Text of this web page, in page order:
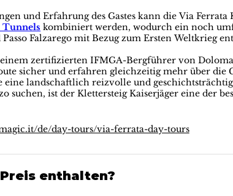
und Erfahrung des Gastes kann die Via
Tunnels kombiniert werden, wodurch ein noch
Falzarego mit Bezug zum Ersten Weltkrieg
zertifizierten IFMGA-Bergführer von
sicher und erfahren gleichzeitig mehr über die
eine landschaftlich reizvolle und
suchen, ist der Klettersteig Kaiserjäger eine der
de/day-tours/via-ferrata-day-tours
enthalten?